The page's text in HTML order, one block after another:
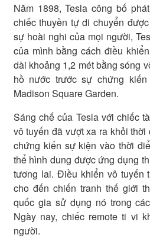
Năm 1898, Tesla công bố
chiếc thuyền tự di chuyển
sự hoài nghi của mọi người,
của mình bằng cách điều
dài khoảng 1,2 mét bằng sóng
hồ nước trước sự chứng
Madison Square Garden.
Sáng chế của Tesla với chiếc
vô tuyến đã vượt xa ra khỏi
chứng kiến sự kiện vào thời
thể hình dung được ứng dụng
tương lai. Điều khiển vô tuyến
cho đến chiến tranh thế giới
quốc gia sử dụng nó trong
Ngày nay, chiếc remote ti vi
người.